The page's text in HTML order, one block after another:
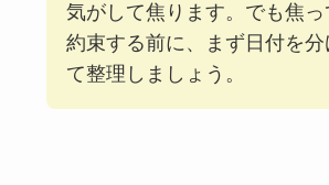
気がして焦ります。でも焦っ
約束する前に、まず日付を分
て整理しましょう。